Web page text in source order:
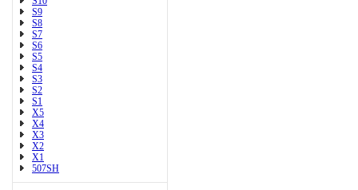
S9
S8
S7
S6
S5
S4
S3
S2
S1
X5
X4
X3
X2
X1
507SH